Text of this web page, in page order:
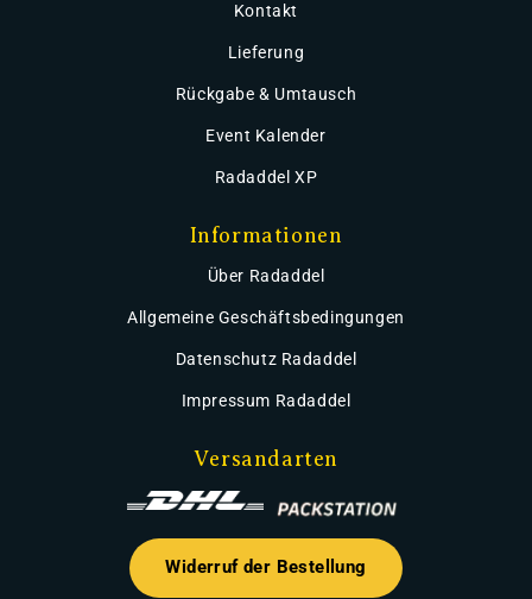
Kontakt
Lieferung
Rückgabe & Umtausch
Event Kalender
Radaddel XP
Informationen
Über Radaddel
Allgemeine Geschäftsbedingungen
Datenschutz Radaddel
Impressum Radaddel
Versandarten
Widerruf der Bestellung